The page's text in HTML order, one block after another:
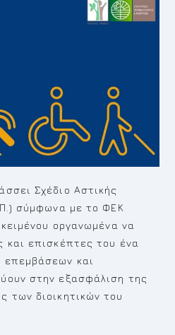
Σχέδιο Αστικής
σύμφωνα με το ΦΕΚ
οργανωμένα να
και επισκέπτες του ένα
και
στην εξασφάλιση της
των διοικητικών του